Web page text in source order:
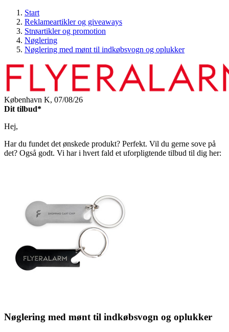
Start
Reklameartikler og giveaways
Strøartikler og promotion
Nøglering
Nøglering med mønt til indkøbsvogn og oplukker
København K, 07/08/26
Dit tilbud*
Hej,
Har du fundet det ønskede produkt? Perfekt. Vil du gerne sove på
det? Også godt. Vi har i hvert fald et uforpligtende tilbud til dig her:
Nøglering med mønt til indkøbsvogn og oplukker